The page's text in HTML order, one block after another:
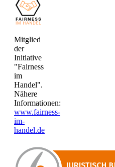
Mitglied
der
Initiative
"Fairness
im
Handel".
Nähere
Informationen:
www.fairness-
im-
handel.de